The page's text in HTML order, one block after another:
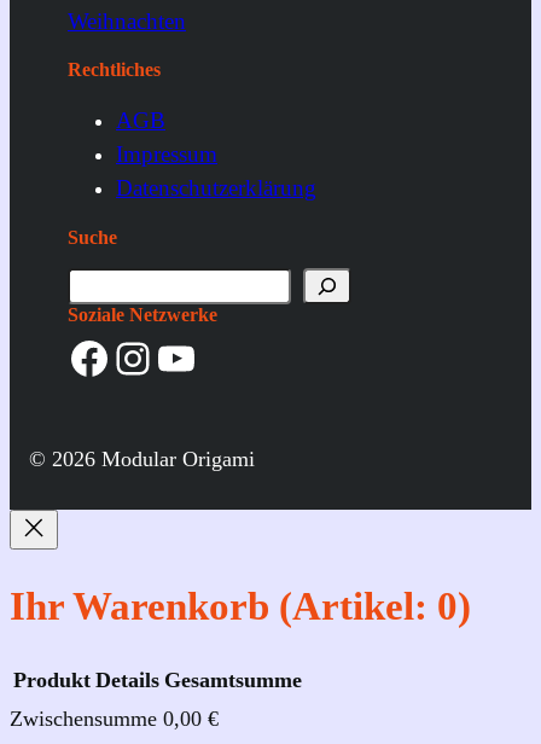
Weihnachten
Rechtliches
AGB
Impressum
Datenschutzerklärung
Suche
u
c
Soziale Netzwerke
Facebook Instagram YouTube
© 2026 Modular Origami
Ihr Warenkorb (Artikel: 0)
Produkt Details Gesamtsumme
Zwischensumme 0,00 €